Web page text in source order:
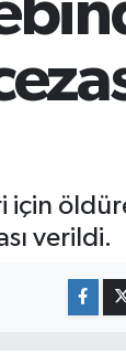
için
verildi.